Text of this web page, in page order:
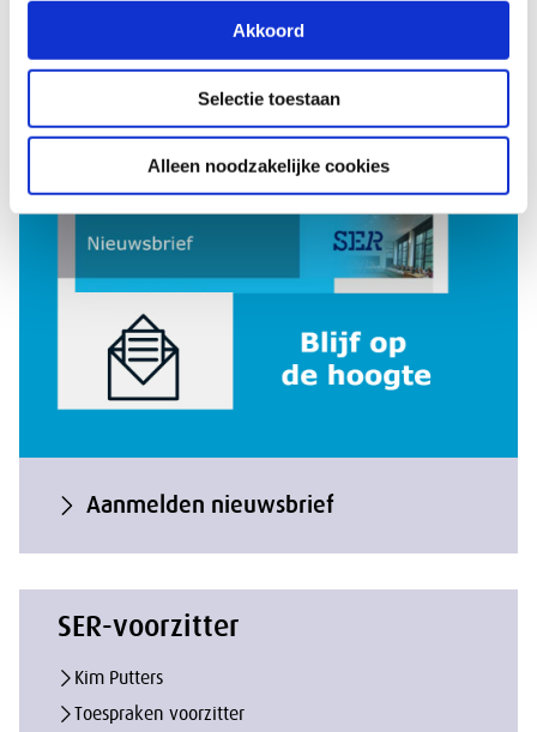
Akkoord
Selectie toestaan
Alleen noodzakelijke cookies
Aanmelden nieuwsbrief
SER-voorzitter
Kim Putters
Toespraken voorzitter